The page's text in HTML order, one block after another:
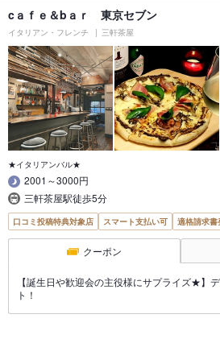
cａｆｅ＆bａｒ 東京セブン
イタリアン・フレンチ 三軒茶屋
★イタリアンバル★
2001～3000円
三軒茶屋駅徒歩5分
口コミ投稿特典対象店 スマート支払い可 適格請求
クーポン
【誕生日や歓迎会の主役様にサプライズ★】
ト！